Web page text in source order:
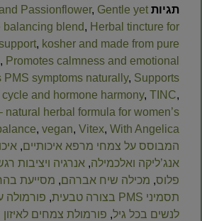
תגיות
Passionflower, Gentle yet
balancing blend, Herbal tincture for
, kosher and made from pure
, Promotes calmness and emotional
PMS symptoms naturally, Supports
and hormone harmony, TINC,
herbal formula for women’s
, vegan, Vitex, With Angelica
המבוסס על צמחי מרפא איכותיים,
אנג’ליקה ואלכמילה, אנרגיה ויציבות
פלוס, מכילה שיח אברהם, מסייעת
תסמיני PMS בצורה טבעית
, פורמולה
לנשים בכל גיל, פורמולת צמחים לאיזון